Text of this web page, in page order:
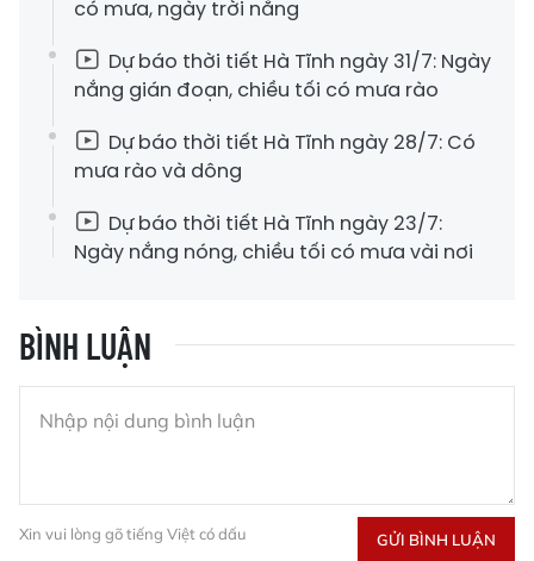
có mưa, ngày trời nắng
Dự báo thời tiết Hà Tĩnh ngày 31/7: Ngày
nắng gián đoạn, chiều tối có mưa rào
Dự báo thời tiết Hà Tĩnh ngày 28/7: Có
mưa rào và dông
Dự báo thời tiết Hà Tĩnh ngày 23/7:
Ngày nắng nóng, chiều tối có mưa vài nơi
BÌNH LUẬN
Xin vui lòng gõ tiếng Việt có dấu GỬI BÌNH LUẬN